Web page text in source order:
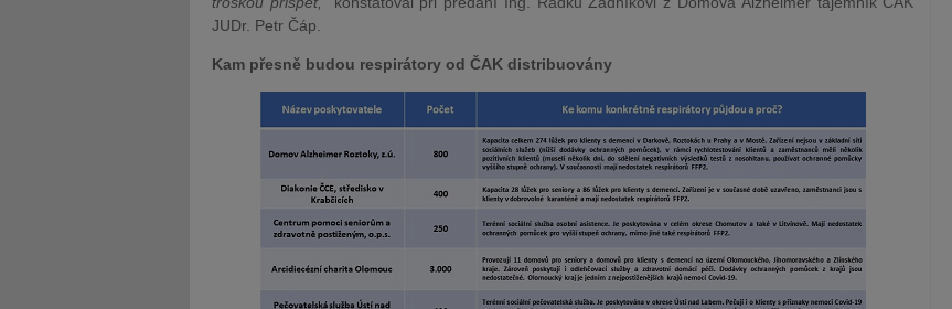
JUDr. Petr Čáp.
Kam přesně budou respirátory od ČAK distribuovány